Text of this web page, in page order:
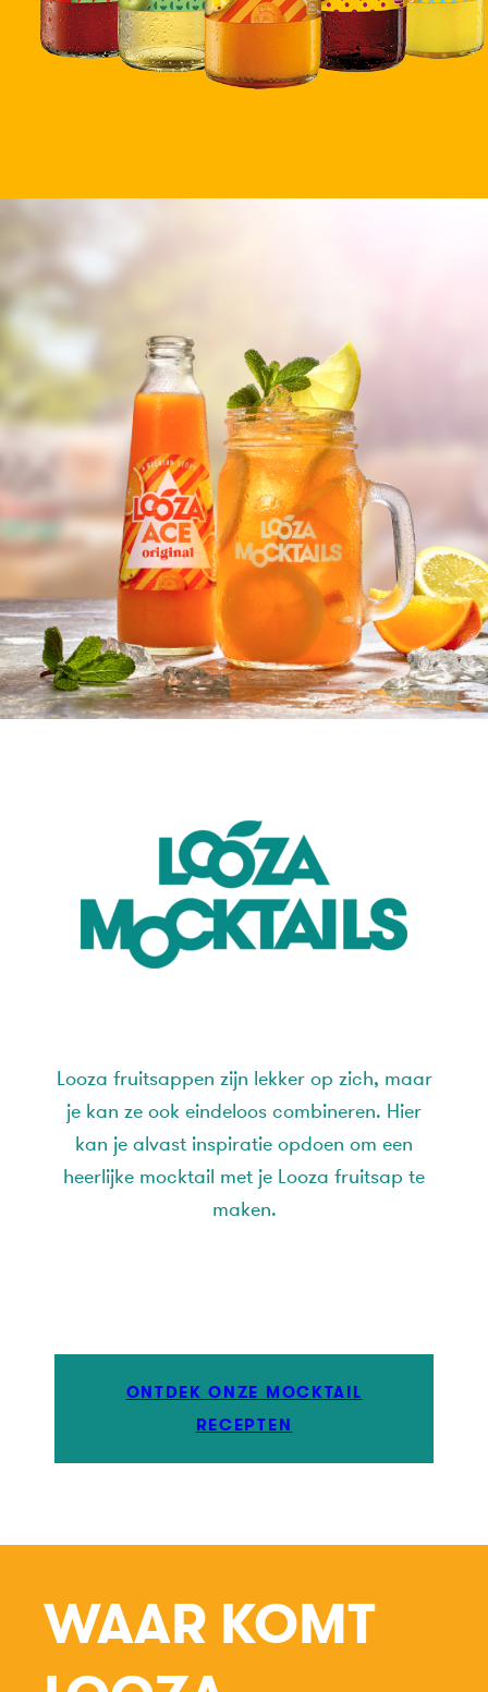
Looza fruitsappen zijn lekker op zich, maar
je kan ze ook eindeloos combineren. Hier
kan je alvast inspiratie opdoen om een
heerlijke mocktail met je Looza fruitsap te
maken.
ONTDEK ONZE MOCKTAIL
RECEPTEN
WAAR KOMT